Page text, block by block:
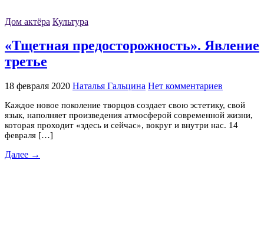
Дом актёра Культура
«Тщетная предосторожность». Явление
третье
18 февраля 2020 Наталья Гальцина Нет комментариев
Каждое новое поколение творцов создает свою эстетику, свой
язык, наполняет произведения атмосферой современной жизни,
которая проходит «здесь и сейчас», вокруг и внутри нас. 14
февраля […]
Далее →